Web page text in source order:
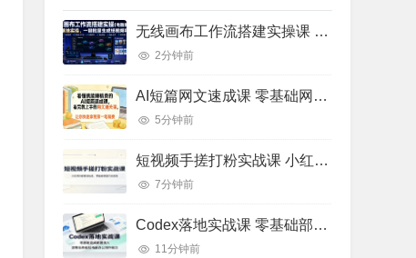
无线画布工作流搭建实操课 电脑端AI视频图文批量生成商业落地教程
2分钟前
AI短篇网文速成课 零基础网文写作通关 过稿创作实操教程（8月更新）
5分钟前
短视频手搓打粉实战课 小红书抖音截流玩法 账号流量运营实操教程
7分钟前
Codex落地实战课 零基础部署接入 AI办公创作高效工作流实操教程
11分钟前